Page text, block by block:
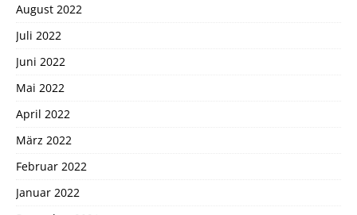
August 2022
Juli 2022
Juni 2022
Mai 2022
April 2022
März 2022
Februar 2022
Januar 2022